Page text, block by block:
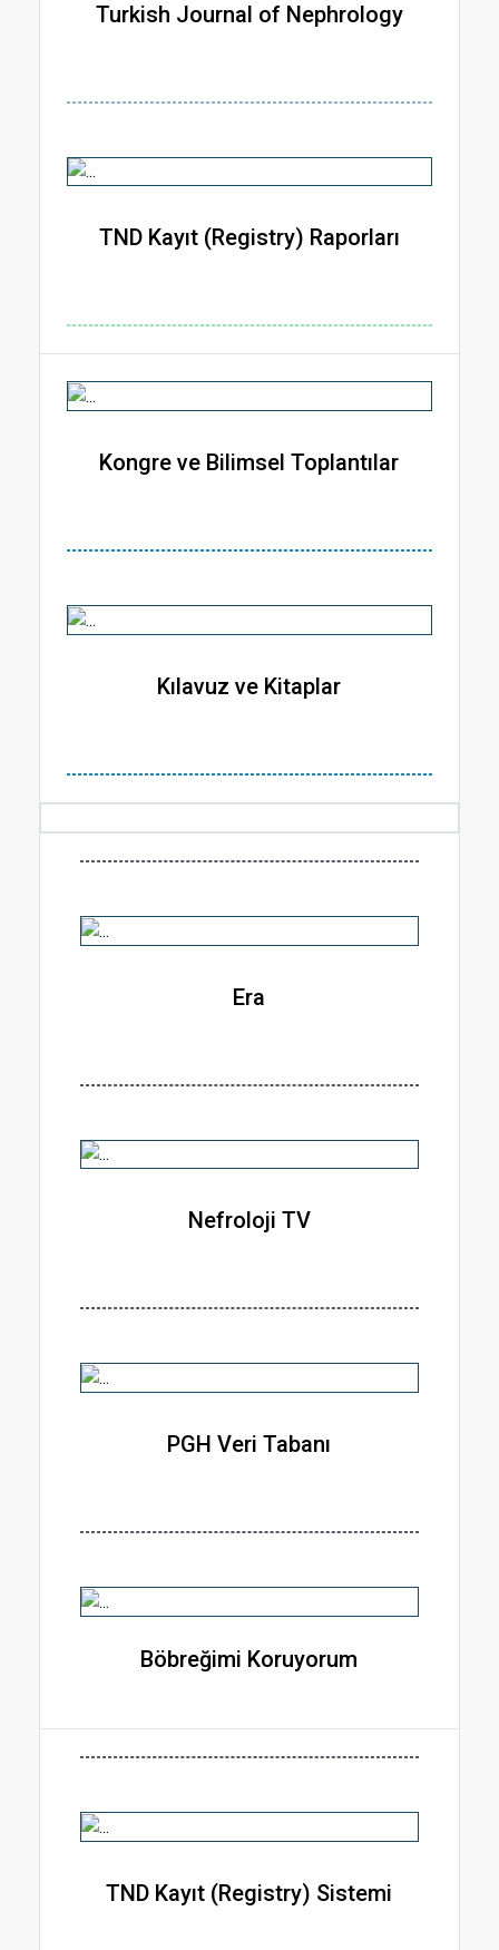
Turkish Journal of Nephrology
TND Kayıt (Registry) Raporları
Kongre ve Bilimsel Toplantılar
Kılavuz ve Kitaplar
Era
Nefroloji TV
PGH Veri Tabanı
Böbreğimi Koruyorum
TND Kayıt (Registry) Sistemi